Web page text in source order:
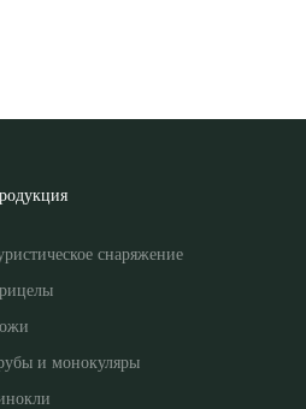
снаряжение
и монокуляры